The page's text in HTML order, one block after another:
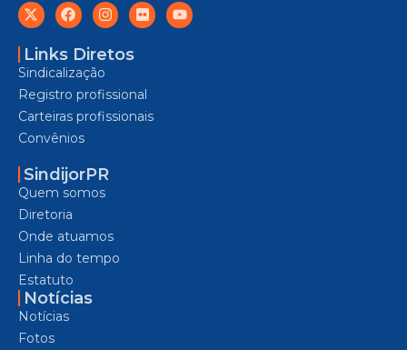
Links Diretos
Sindicalização
Registro profissional
Carteiras profissionais
Convênios
SindijorPR
Quem somos
Diretoria
Onde atuamos
Linha do tempo
Estatuto
Notícias
Notícias
Fotos